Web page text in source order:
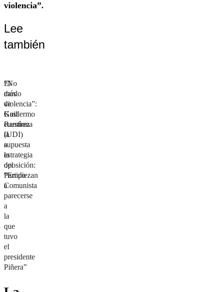
violencia”.
Lee
también
“No
más
violencia”:
Kast
cuestiona
la
supuesta
estrategia
del
Partido
Comunista
El
dardo
de
Guillermo
Ramírez
(UDI)
a
la
oposición:
“Empiezan
a
parecerse
a
la
que
tuvo
el
presidente
Piñera”